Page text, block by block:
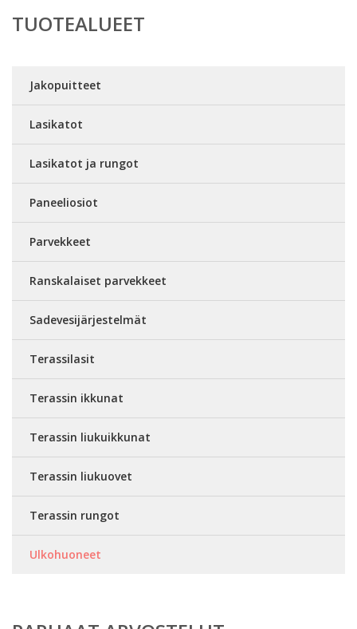
TUOTEALUEET
Jakopuitteet
Lasikatot
Lasikatot ja rungot
Paneeliosiot
Parvekkeet
Ranskalaiset parvekkeet
Sadevesijärjestelmät
Terassilasit
Terassin ikkunat
Terassin liukuikkunat
Terassin liukuovet
Terassin rungot
Ulkohuoneet